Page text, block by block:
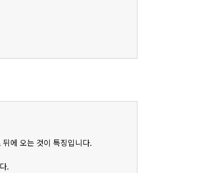
에 오는 것이 특징입니다.
.